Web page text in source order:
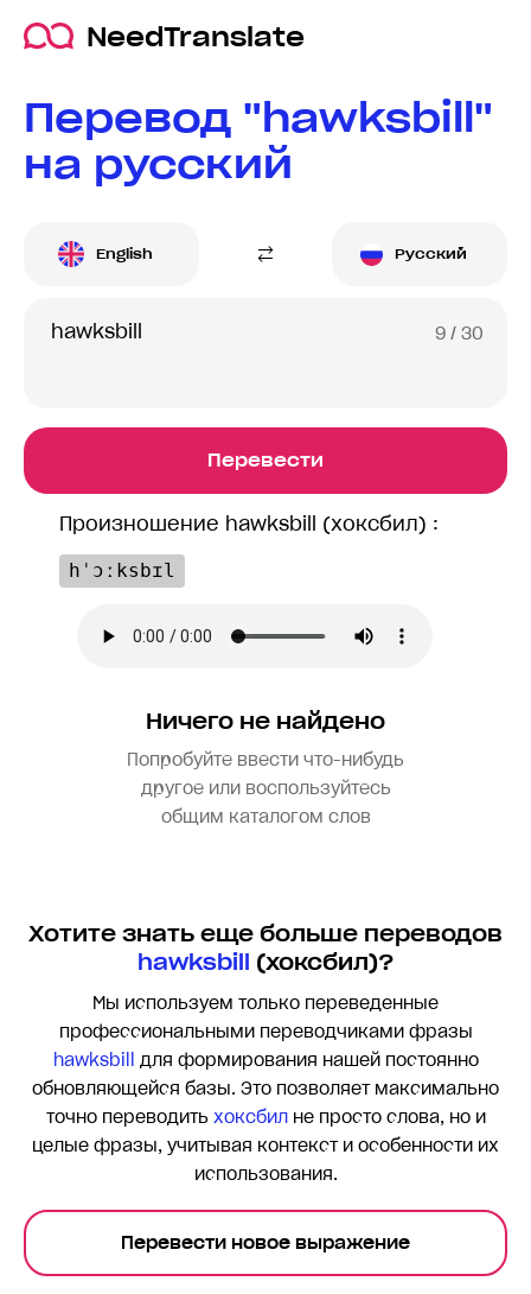
NeedTranslate
Перевод "hawksbill"
на русский
English Русский
9 / 30
Перевести
Произношение hawksbill (хоксбил) :
hˈɔːksbɪl
Ничего не найдено
Попробуйте ввести что-нибудь
другое или воспользуйтесь
общим каталогом слов
Хотите знать еще больше переводов
hawksbill (хоксбил)?
Мы используем только переведенные
профессиональными переводчиками фразы
hawksbill
для формирования нашей постоянно
обновляющейся базы. Это позволяет максимально
точно переводить хоксбилне просто слова, но и
целые фразы, учитывая контекст и особенности их
использования.
Перевести новое выражение